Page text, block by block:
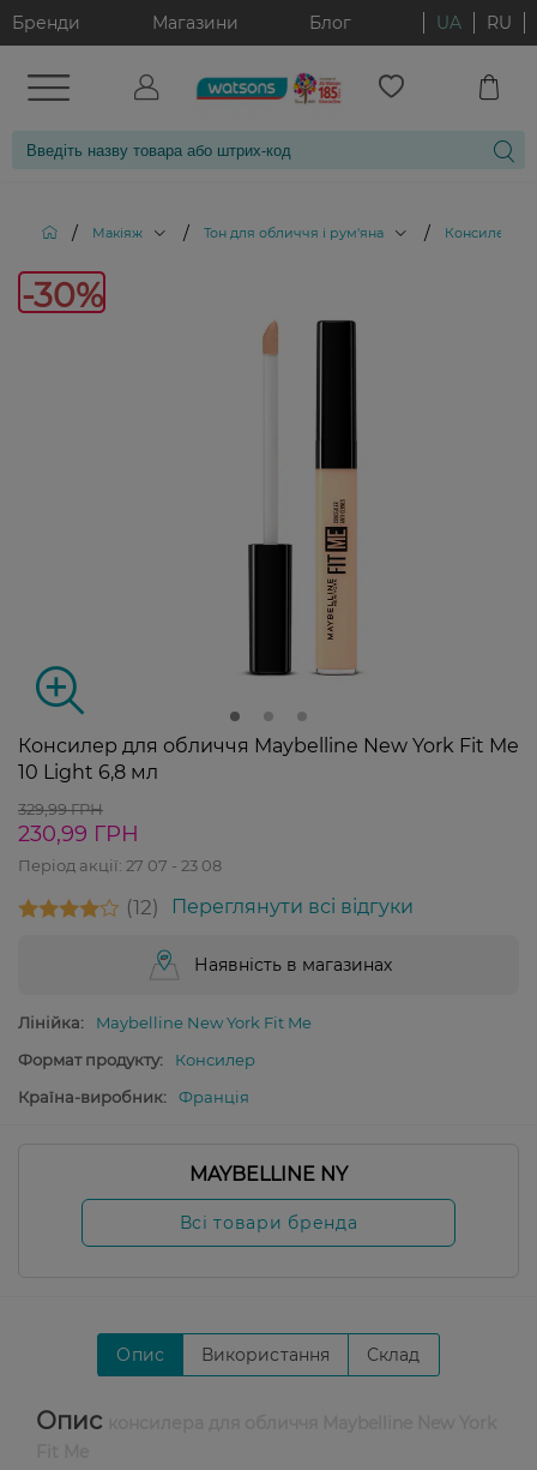
Бренди Магазини Блог UA RU
/ Макіяж / Тон для обличчя і рум'яна / Консилери
-30%
Консилер для обличчя Maybelline New York Fit Me
10 Light 6,8 мл
329,99 ГРН
230,99 ГРН
Період акції: 27 07 - 23 08
12 Переглянути всі відгуки
Наявність в магазинах
Лінійка:
Maybelline New York Fit Me
Формат продукту:
Консилер
Країна-виробник:
Франція
MAYBELLINE NY
Всі товари бренда
Опис Використання Склад
Опис